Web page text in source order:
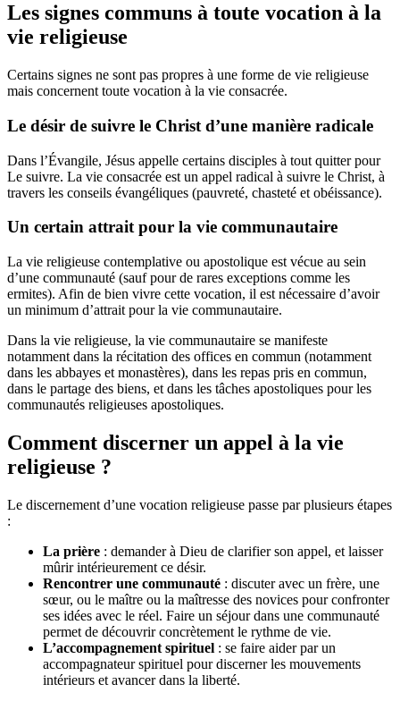
Les signes communs à toute vocation à la
vie religieuse
Certains signes ne sont pas propres à une forme de vie religieuse
mais concernent toute vocation à la vie consacrée.
Le désir de suivre le Christ d’une manière radicale
Dans l’Évangile, Jésus appelle certains disciples à tout quitter pour
Le suivre. La vie consacrée est un appel radical à suivre le Christ, à
travers les conseils évangéliques (pauvreté, chasteté et obéissance).
Un certain attrait pour la vie communautaire
La vie religieuse contemplative ou apostolique est vécue au sein
d’une communauté (sauf pour de rares exceptions comme les
ermites). Afin de bien vivre cette vocation, il est nécessaire d’avoir
un minimum d’attrait pour la vie communautaire.
Dans la vie religieuse, la vie communautaire se manifeste
notamment dans la récitation des offices en commun (notamment
dans les abbayes et monastères), dans les repas pris en commun,
dans le partage des biens, et dans les tâches apostoliques pour les
communautés religieuses apostoliques.
Comment discerner un appel à la vie
religieuse ?
Le discernement d’une vocation religieuse passe par plusieurs étapes
:
La prière : demander à Dieu de clarifier son appel, et laisser
mûrir intérieurement ce désir.
Rencontrer une communauté : discuter avec un frère, une
sœur, ou le maître ou la maîtresse des novices pour confronter
ses idées avec le réel. Faire un séjour dans une communauté
permet de découvrir concrètement le rythme de vie.
L’accompagnement spirituel : se faire aider par un
accompagnateur spirituel pour discerner les mouvements
intérieurs et avancer dans la liberté.